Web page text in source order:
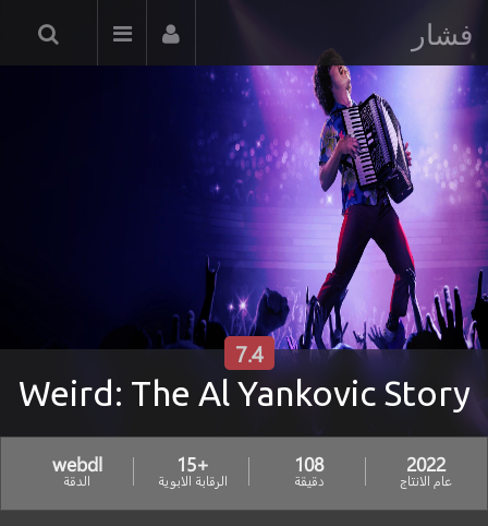
فشار
Weird: The Al Yankovic Story
7.4
2022
عام الانتاج
108
دقيقة
+15
الرقابة الابوية
webdl
الدقة